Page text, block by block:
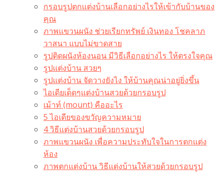
กรอบรูปตกแต่งบ้านเลือกอย่างไรให้เข้ากับบ้านของ
คุณ
ภาพแขวนผนัง ช่วยเรียกทรัพย์ เงินทอง โชคลาภ
วาสนา แบบไม่ขาดสาย
รูปติดผนังห้องนอน มีวิธีเลือกอย่างไร ให้ตรงใจคุณ
รูปแต่งบ้าน สวยๆ
รูปแต่งบ้าน จัดวางยังไง ให้บ้านคุณน่าอยู่ยิ่งขึ้น
ไอเดียเด็ดๆแต่งบ้านสวยด้วยกรอบรูป
เม้าท์ (mount) คืออะไร​
5 ไอเดียของขวัญความหมาย
4 วิธีแต่งบ้านสวยด้วยกรอบรูป
ภาพแขวนผนัง เพื่อความประทับใจในการตกแต่ง
ห้อง
ภาพตกแต่งบ้าน วิธีแต่งบ้านให้สวยด้วยกรอบรูป